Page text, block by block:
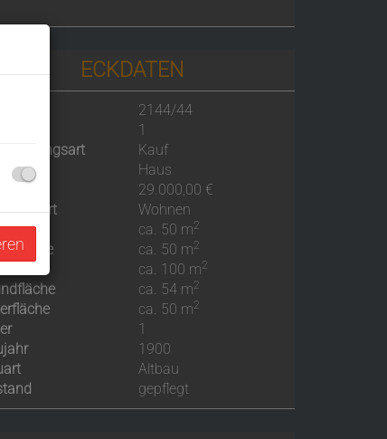
ECKDATEN
2144/44
1
Kauf
Haus
29.000,00 €
Wohnen
ca. 50 m2
ca. 50 m2
ca. 100 m2
ca. 54 m2
ca. 50 m2
1
1900
Altbau
gepflegt